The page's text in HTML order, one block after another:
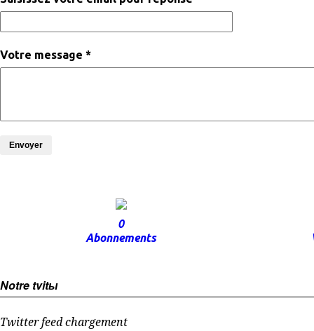
Votre message *
Envoyer
0
Abonnements
Notre tvitы
Twitter feed chargement